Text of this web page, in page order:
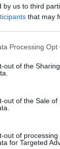
by us to third
that may
website/app
visit or usage
to Google
below specified
Processing Opt
out of the
out of the Sale of
out of processing
for Targeted
προστατεύεται
&Όροι Χρήσης
Νewsit.gr στο
για όλη την